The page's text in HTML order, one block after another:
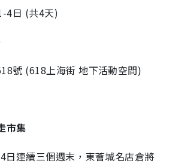
4日 (共4天)
號 (618上海街 地下活動空間)
市集
日連續三個週末，東薈城名店倉將